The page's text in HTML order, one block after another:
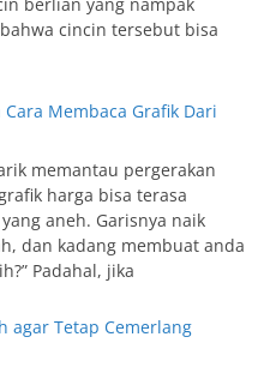
cincin tersebut bisa
Membaca Grafik Dari
memantau pergerakan
harga bisa terasa
aneh. Garisnya naik
dan kadang membuat anda
Padahal, jika
agar Tetap Cemerlang